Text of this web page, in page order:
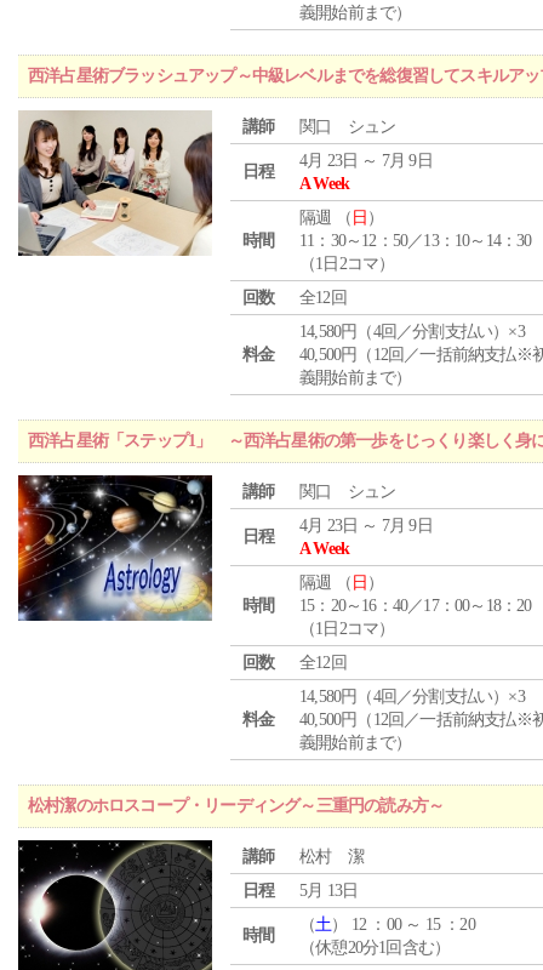
義開始前まで）
西洋占星術ブラッシュアップ～中級レベルまでを総復習してスキルア
講師 関口 シュン
日程
4月 23日 ～ 7月 9日
A Week
時間
隔週 （ 日 ）
11：30～12：50／13：10～14：30
（1日2コマ）
回数
全12回
料金
14,580円（4回／分割支払い）×3
40,500円（12回／一括前納支払※
義開始前まで）
西洋占星術「ステップ1」 ～西洋占星術の第一歩をじっくり楽しく身
講師 関口 シュン
日程
4月 23日 ～ 7月 9日
A Week
時間
隔週 （ 日 ）
15：20～16：40／17：00～18：20
（1日2コマ）
回数
全12回
料金
14,580円（4回／分割支払い）×3
40,500円（12回／一括前納支払※
義開始前まで）
松村潔のホロスコープ・リーディング～三重円の読み方～
講師
松村 潔
日程
5月 13日
時間
（土） 12 ：00 ～ 15 ：20
（休憩20分1回含む）